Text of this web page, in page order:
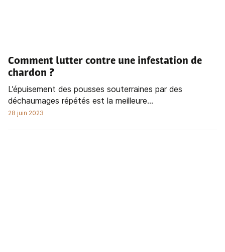
Comment lutter contre une infestation de
chardon ?
L’épuisement des pousses souterraines par des
déchaumages répétés est la meilleure...
28 juin 2023